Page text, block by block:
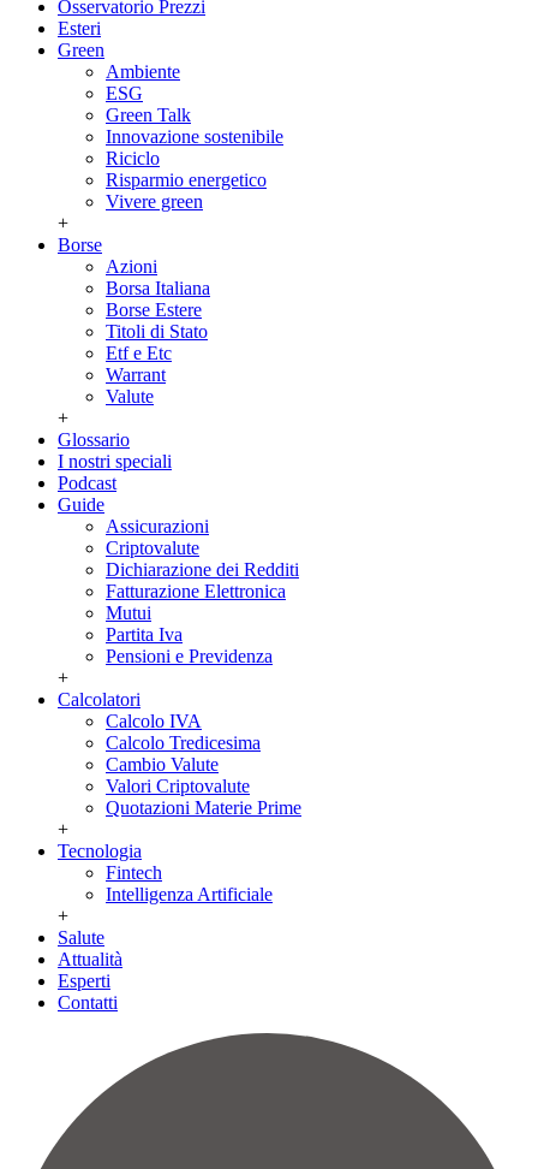
Osservatorio Prezzi
Esteri
Green
Ambiente
ESG
Green Talk
Innovazione sostenibile
Riciclo
Risparmio energetico
Vivere green
+
Borse
Azioni
Borsa Italiana
Borse Estere
Titoli di Stato
Etf e Etc
Warrant
Valute
+
Glossario
I nostri speciali
Podcast
Guide
Assicurazioni
Criptovalute
Dichiarazione dei Redditi
Fatturazione Elettronica
Mutui
Partita Iva
Pensioni e Previdenza
+
Calcolatori
Calcolo IVA
Calcolo Tredicesima
Cambio Valute
Valori Criptovalute
Quotazioni Materie Prime
+
Tecnologia
Fintech
Intelligenza Artificiale
+
Salute
Attualità
Esperti
Contatti